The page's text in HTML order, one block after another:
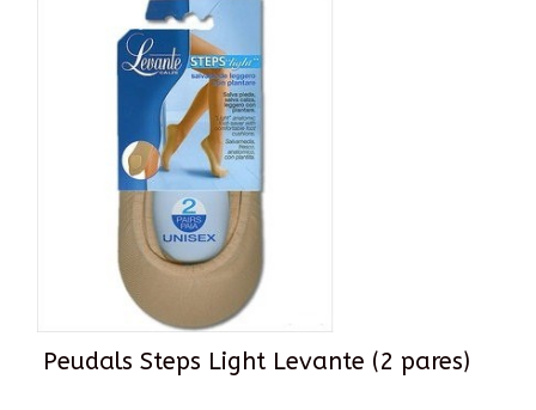
Peudals Steps Light Levante (2 pares)